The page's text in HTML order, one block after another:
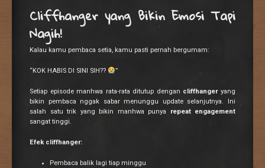
Cliffhanger yang Bikin Emosi Tapi
Nagih!
Kalau kamu pembaca setia, kamu pasti pernah bergumam:
“KOK HABIS DI SINI SIH?? ”
Setiap episode manhwa rata-rata ditutup dengan cliffhangeryang
bikin pembaca nggak sabar menunggu update selanjutnya. Ini
salah satu trik yang bikin manhwa punya
repeat engagement
sangat tinggi.
Efek cliffhanger:
Pembaca balik lagi tiap minggu